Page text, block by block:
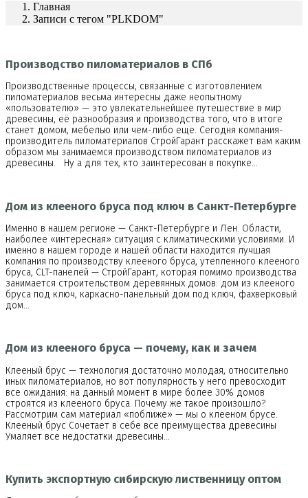
Главная
Записи с тегом "PLKDOM"
Производство пиломатериалов в СПб
Производственные процессы, связанные с изготовлением
пиломатериалов весьма интересны даже неопытному
«пользователю» — это увлекательнейшее путешествие в мир
древесины, её разнообразия и производства того, что в итоге
станет домом, мебелью или чем-либо еще. Сегодня компания-
производитель пиломатериалов СтройГарант расскажет вам каким
образом мы занимаемся производством пиломатериалов из
древесины. Ну а для тех, кто заинтересован в покупке…
Дом из клееного бруса под ключ в Cанкт-Петербурге
Именно в нашем регионе — Санкт-Петербурге и Лен. Области,
наиболее «интересная» ситуация с климатическими условиями. И
именно в нашем городе и нашей области находится лучшая
компания по производству клееного бруса, утепленного клееного
бруса, CLT-панелей — СтройГарант, которая помимо производства
занимается строительством деревянных домов: дом из клееного
бруса под ключ, каркасно-панельный дом под ключ, фахверковый
дом…
Дом из клееного бруса — почему, как и зачем
Клееный брус — технология достаточно молодая, относительно
иных пиломатериалов, но вот популярность у него превосходит
все ожидания: на данный момент в мире более 30% домов
строятся из клееного бруса. Почему же такое произошло?
Рассмотрим сам материал «поближе» — мы о клееном брусе.
Клееный брус Сочетает в себе все преимущества древесины
Умаляет все недостатки древесины…
Купить экспортную сибирскую лиственницу оптом